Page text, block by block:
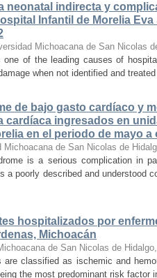
neonatal indirecta y
Infantil de Morelia
Michoacana de San Nicolas
one of the leading causes of
when not identified and
de bajo gasto cardíaco y
cardíaca ingresados en
en el periodo de mayo a
Michoacana de San Nicolas de
is a serious complication in
a poorly described and understood
hospitalizados por
Michoacán
de San Nicolas de Hidalgo
are classified as ischemic and
the most predominant risk factor